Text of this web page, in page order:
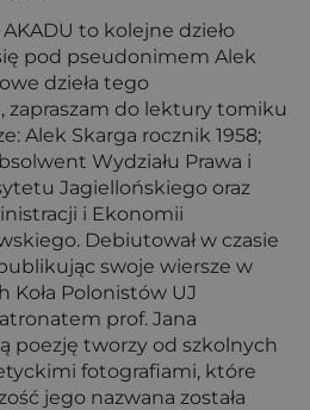
to kolejne dzieło
pod pseudonimem Alek
dzieła tego
zapraszam do lektury tomiku
Alek Skarga rocznik 1958;
Wydziału Prawa i
Jagiellońskiego oraz
i Ekonomii
Debiutował w czasie
swoje wiersze w
Koła Polonistów UJ
prof. Jana
poezję tworzy od szkolnych
fotografiami, które
jego nazwana została